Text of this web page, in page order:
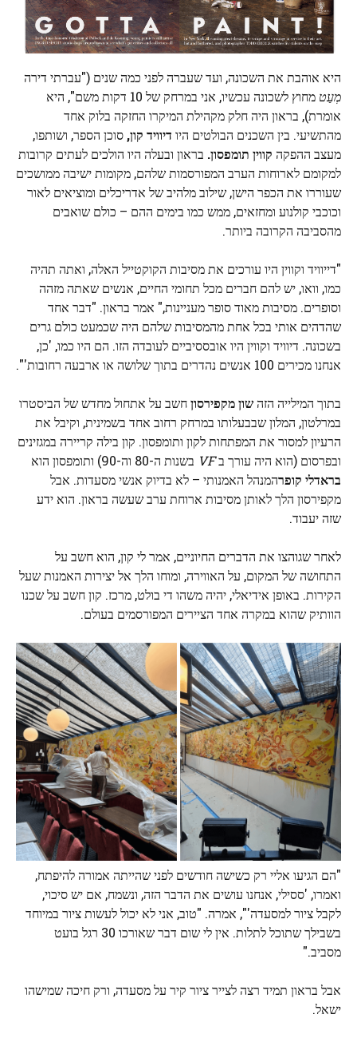
היא אוהבת את השכונה, ועד שעברה לפני כמה שנים ("עברתי דירה
מְעַט
מחוץ לשכונה עכשיו, אני במרחק של 10 דקות משם", היא
אומרת), בראון היה חלק מקהילת המיקרו החזקה בלוק אחד
מהתשיעי. בין השכנים הבולטים היו דיוויד קון, סוכן הספר, ושותפו,
מעצב ההפקה קווין תומפסון. בראון ובעלה היו הולכים לעתים קרובות
למקומם לארוחות הערב המפורסמות שלהם, מקומות ישיבה ממושכים
שעוררו את הכפר הישן, שילוב מלהיב של אדריכלים ומוציאים לאור
וכוכבי קולנוע ומחזאים, ממש כמו בימים ההם – כולם שואבים
מהסביבה הקרובה ביותר.
"דייוויד וקווין היו עורכים את מסיבות הקוקטייל האלה, ואתה תהיה
כמו, וואו, יש להם חברים מכל תחומי החיים, אנשים שאתה מזהה
וסופרים. מסיבות מאוד סופר מעניינות," אמר בראון. "דבר אחד
שהדהים אותי בכל אחת מהמסיבות שלהם היה שכמעט כולם גרים
בשכונה. דיוויד וקווין היו אובססיביים לעובדה הזו. הם היו כמו, 'כן,
אנחנו מכירים 100 אנשים נהדרים בתוך שלושה או ארבעה רחובות'".
בתוך המילייה הזהשון מקפירסוןחשב על אתחול מחדש של הביסטרו
במרלטון, המלון שבבעלותו במרחק רחוב אחד בשמינית, וקיבל את
הרעיון למסור את המפתחות לקון ותומפסון. קון בילה קריירה במגזינים
ובפרסום (הוא היה עורך בVF בשנות ה-80 וה-90) ותומפסון הוא
בראדלי קופרהמנהל האמנותי – לא בדיוק אנשי מסעדות. אבל
מקפירסון הלך לאותן מסיבות ארוחת ערב שעשה בראון. הוא ידע
שזה יעבוד.
לאחר שגוהצו את הדברים החיוניים, אמר לי קון, הוא חשב על
התחושה של המקום, על האווירה, ומוחו הלך אל יצירות האמנות שעל
הקירות. באופן אידיאלי, יהיה משהו די בולט, מרכז. קון חשב על שכנו
הוותיק שהוא במקרה אחד הציירים המפורסמים בעולם.
"הם הגיעו אליי רק כשישה חודשים לפני שהייתה אמורה להיפתח,
ואמרו, 'ססילי, אנחנו עושים את הדבר הזה, ונשמח, אם יש סיכוי,
לקבל ציור למסעדה'", אמרה. "טוב, אני לא יכול לעשות ציור במיוחד
בשבילך שתוכל לתלות. אין לי שום דבר שאורכו 30 רגל בועט
מסביב."
אבל בראון תמיד רצה לצייר ציור קיר על מסעדה, ורק חיכה שמישהו
ישאל.